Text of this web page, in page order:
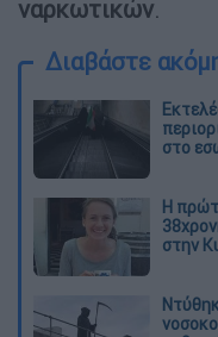
ναρκωτικών.
Διαβάστε
στο
Η
στην